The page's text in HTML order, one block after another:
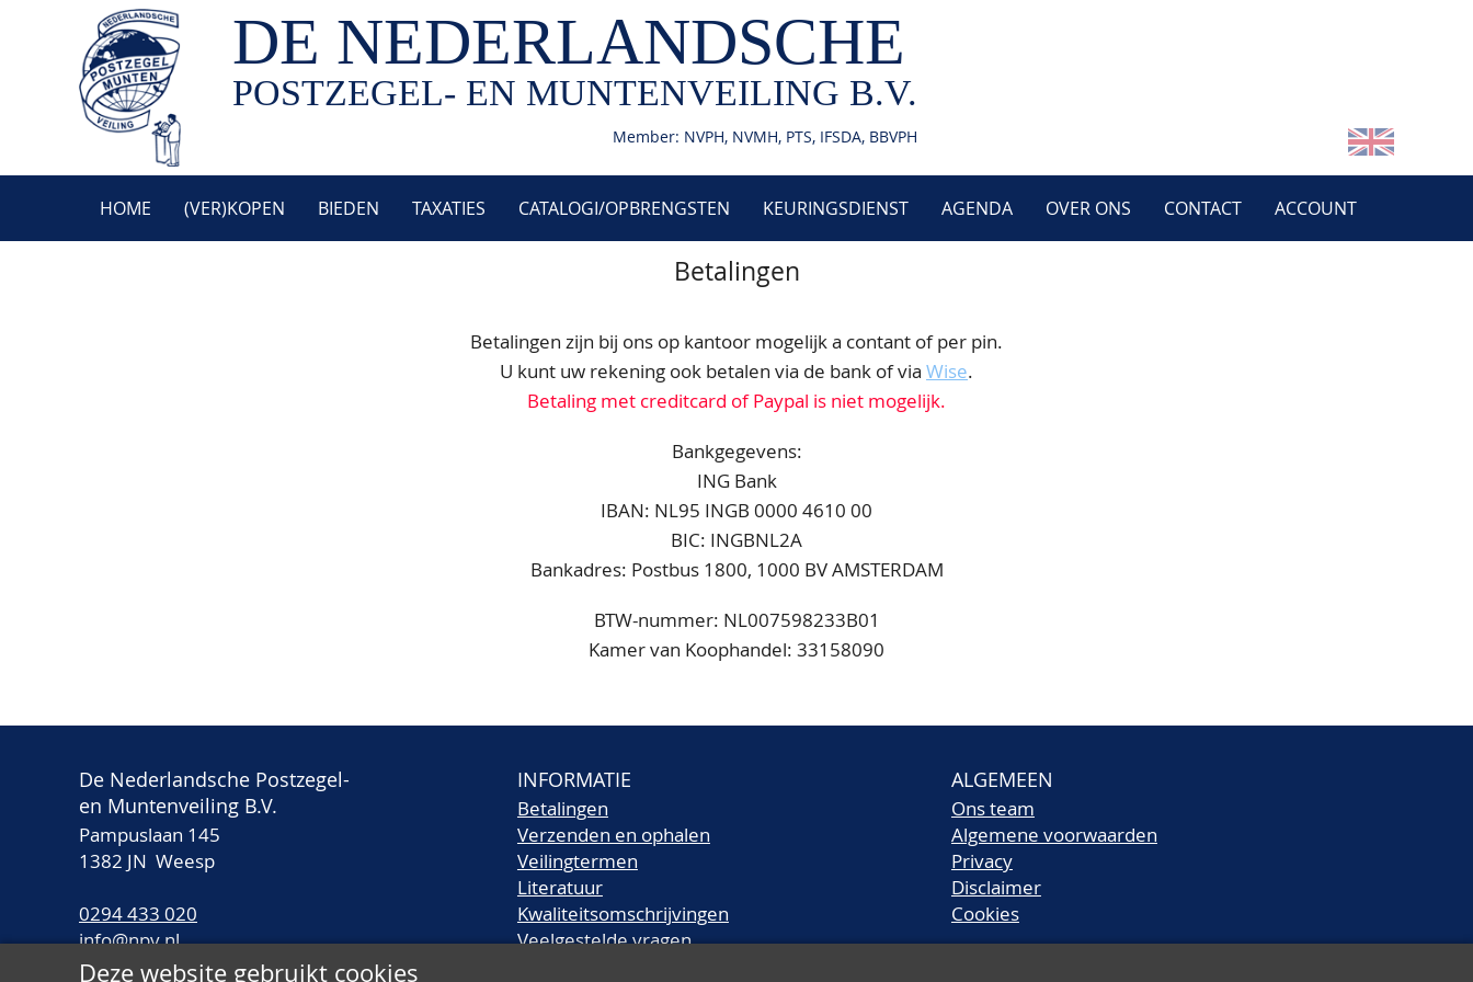
DE NEDERLANDSCHE
POSTZEGEL- EN MUNTENVEILING B.V.
Member: NVPH, NVMH, PTS, IFSDA, BBVPH
HOME (VER)KOPEN BIEDEN TAXATIES CATALOGI/OPBRENGSTEN KEURINGSDIENST AGENDA OVER ONS CONTACT ACCOUNT
Betalingen
Betalingen zijn bij ons op kantoor mogelijk a contant of per pin.
U kunt uw rekening ook betalen via de bank of via Wise.
Betaling met creditcard of Paypal is niet mogelijk.
Bankgegevens:
ING Bank
IBAN: NL95 INGB 0000 4610 00
BIC: INGBNL2A
Bankadres: Postbus 1800, 1000 BV AMSTERDAM
BTW-nummer: NL007598233B01
Kamer van Koophandel: 33158090
De Nederlandsche Postzegel-
en Muntenveiling B.V.
Pampuslaan 145
1382 JN Weesp
0294 433 020
info@npv.nl
INFORMATIE
Betalingen
Verzenden en ophalen
Veilingtermen
Literatuur
Kwaliteitsomschrijvingen
Veelgestelde vragen
ALGEMEEN
Ons team
Algemene voorwaarden
Privacy
Disclaimer
Cookies
Deze website gebruikt cookies